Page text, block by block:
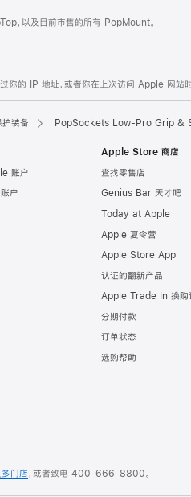
，以及目前市售的所有 PopMount。
你的 IP 地址，或者你在上次访问 Apple 网站
护装备 PopSockets Low-Pro Grip &
账户
户
Apple Store 商店
查找零售店
Genius Bar 天才吧
Today at Apple
Apple 夏令营
Apple Store App
认证的翻新产品
Apple Trade In 换购
分期付款
订单状态
选购帮助
多门店，或者致电 400-666-8800。